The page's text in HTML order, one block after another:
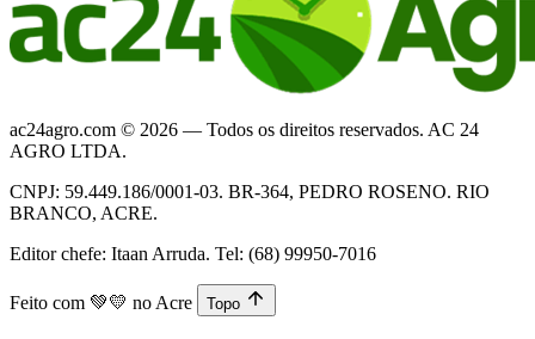
ac24agro.com © 2026 — Todos os direitos reservados. AC 24
AGRO LTDA.
CNPJ: 59.449.186/0001-03. BR-364, PEDRO ROSENO. RIO
BRANCO, ACRE.
Editor chefe: Itaan Arruda. Tel: (68) 99950-7016
Feito com 💚💛 no Acre Topo